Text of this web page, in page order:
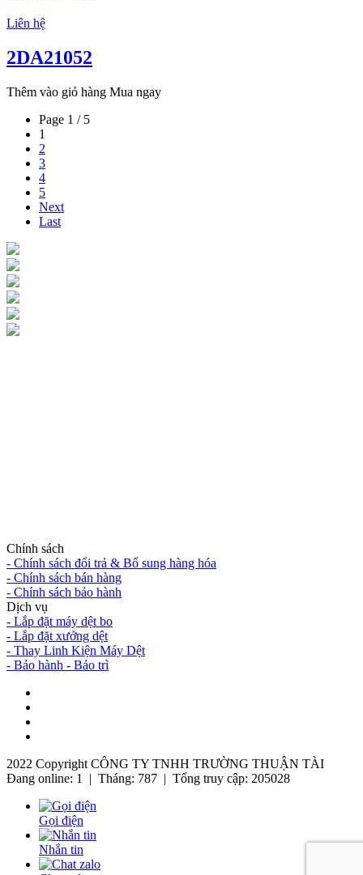
Liên hệ
2DA21052
Thêm vào giỏ hàng Mua ngay
Page 1 / 5
1
2
3
4
5
Next
Last
Chính sách
- Chính sách đổi trả & Bổ sung hàng hóa
- Chính sách bán hàng
- Chính sách bảo hành
Dịch vụ
- Lắp đặt máy dệt bo
- Lắp đặt xưởng dệt
- Thay Linh Kiện Máy Dệt
- Bảo hành - Bảo trì
2022 Copyright CÔNG TY TNHH TRƯỜNG THUẬN TÀI
Đang online: 1
| Tháng: 787 | Tổng truy cập: 205028
Gọi điện
Nhắn tin